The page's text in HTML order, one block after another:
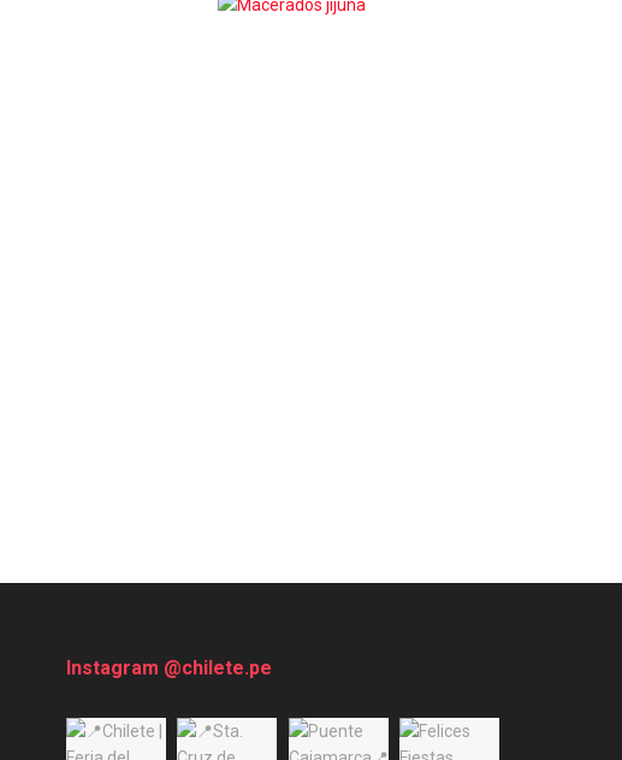
Instagram @chilete.pe